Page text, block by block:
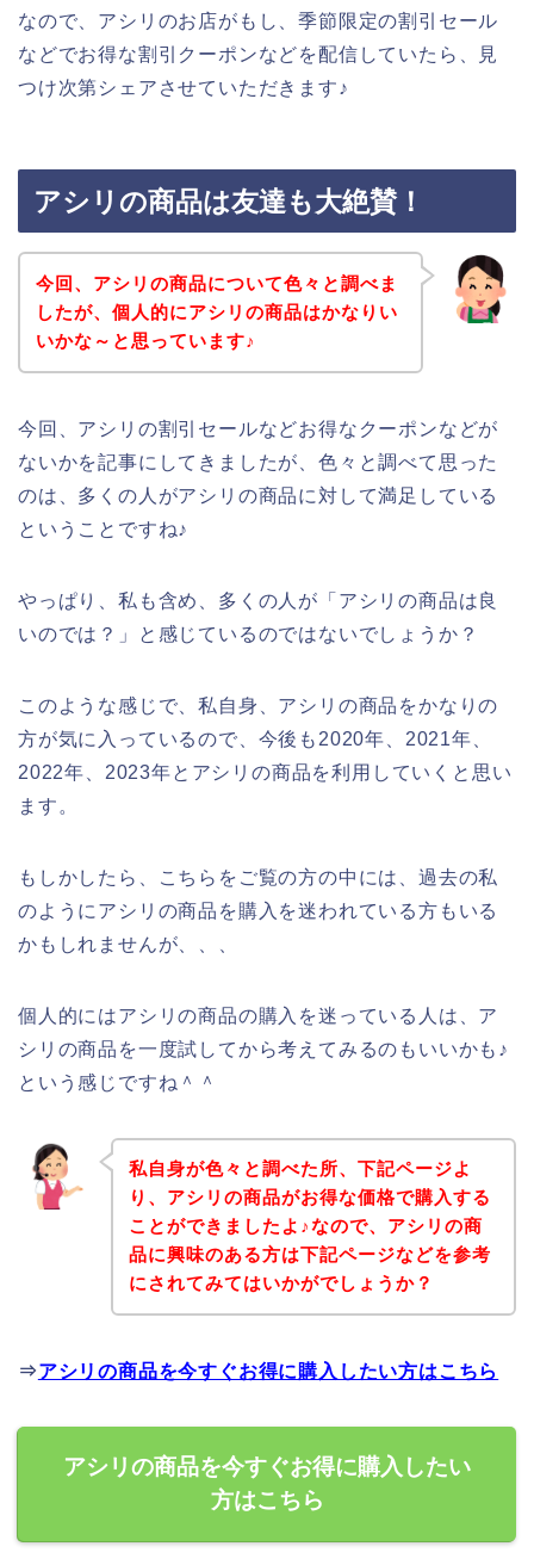
なので、アシリのお店がもし、季節限定の割引セール
などでお得な割引クーポンなどを配信していたら、見
つけ次第シェアさせていただきます♪
アシリの商品は友達も大絶賛！
今回、アシリの商品について色々と調べま
したが、個人的にアシリの商品はかなりい
いかな～と思っています♪
今回、アシリの割引セールなどお得なクーポンなどが
ないかを記事にしてきましたが、色々と調べて思った
のは、多くの人がアシリの商品に対して満足している
ということですね♪
やっぱり、私も含め、多くの人が「アシリの商品は良
いのでは？」と感じているのではないでしょうか？
このような感じで、私自身、アシリの商品をかなりの
方が気に入っているので、今後も2020年、2021年、
2022年、2023年とアシリの商品を利用していくと思い
ます。
もしかしたら、こちらをご覧の方の中には、過去の私
のようにアシリの商品を購入を迷われている方もいる
かもしれませんが、、、
個人的にはアシリの商品の購入を迷っている人は、ア
シリの商品を一度試してから考えてみるのもいいかも♪
という感じですね＾＾
私自身が色々と調べた所、下記ページよ
り、アシリの商品がお得な価格で購入する
ことができましたよ♪なので、アシリの商
品に興味のある方は下記ページなどを参考
にされてみてはいかがでしょうか？
⇒アシリの商品を今すぐお得に購入したい方はこちら
アシリの商品を今すぐお得に購入したい
方はこちら